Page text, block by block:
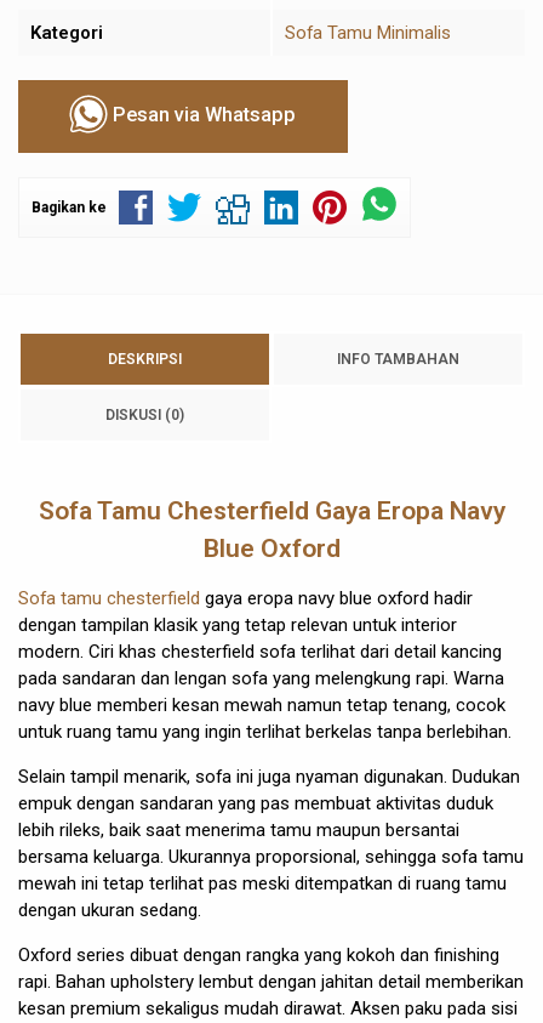
Kategori Sofa Tamu Minimalis
Pesan via Whatsapp
Bagikan ke
DESKRIPSI INFO TAMBAHAN
DISKUSI (0)
Sofa Tamu Chesterfield Gaya Eropa Navy
Blue Oxford
Sofa tamu chesterfield gaya eropa navy blue oxford hadir
dengan tampilan klasik yang tetap relevan untuk interior
modern. Ciri khas chesterfield sofa terlihat dari detail kancing
pada sandaran dan lengan sofa yang melengkung rapi. Warna
navy blue memberi kesan mewah namun tetap tenang, cocok
untuk ruang tamu yang ingin terlihat berkelas tanpa berlebihan.
Selain tampil menarik, sofa ini juga nyaman digunakan. Dudukan
empuk dengan sandaran yang pas membuat aktivitas duduk
lebih rileks, baik saat menerima tamu maupun bersantai
bersama keluarga. Ukurannya proporsional, sehingga sofa tamu
mewah ini tetap terlihat pas meski ditempatkan di ruang tamu
dengan ukuran sedang.
Oxford series dibuat dengan rangka yang kokoh dan finishing
rapi. Bahan upholstery lembut dengan jahitan detail memberikan
kesan premium sekaligus mudah dirawat. Aksen paku pada sisi